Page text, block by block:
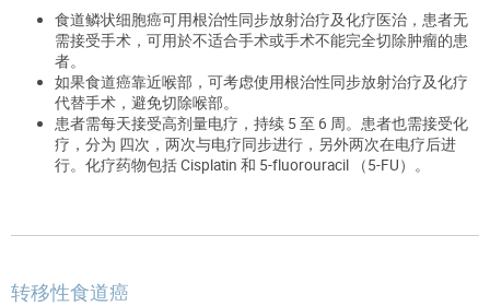
食道鳞状细胞癌可用根治性同步放射治疗及化疗医治，患者无
需接受手术，可用於不适合手术或手术不能完全切除肿瘤的患
者。
如果食道癌靠近喉部，可考虑使用根治性同步放射治疗及化疗
代替手术，避免切除喉部。
患者需每天接受高剂量电疗，持续 5 至 6 周。患者也需接受化
疗，分为 四次，两次与电疗同步进行，另外两次在电疗后进
行。化疗药物包括 Cisplatin 和 5-fluorouracil （5-FU）。
转移性食道癌